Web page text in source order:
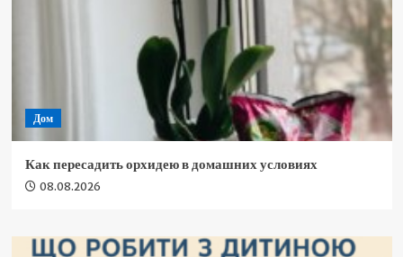
Дом
Как пересадить орхидею в домашних условиях
08.08.2026